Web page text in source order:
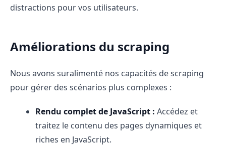
distractions pour vos utilisateurs.
Améliorations du scraping
Nous avons suralimenté nos capacités de scraping
pour gérer des scénarios plus complexes :
Rendu complet de JavaScript : Accédez et
traitez le contenu des pages dynamiques et
riches en JavaScript.